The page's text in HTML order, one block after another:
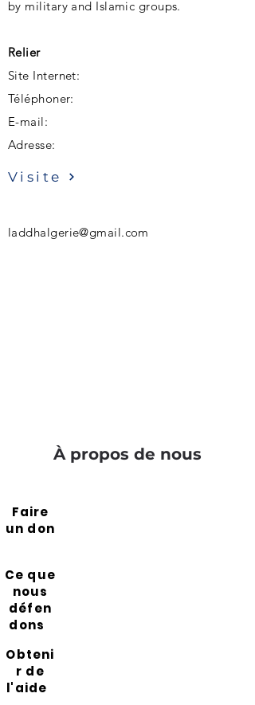
by military and Islamic groups.
Relier
Site Internet:
Téléphoner:
E-mail:
Adresse:
Visite
laddhalgerie@gmail.com
À propos de nous
Faire
un don
Ce que
nous
défen
dons
Obteni
r de
l'aide